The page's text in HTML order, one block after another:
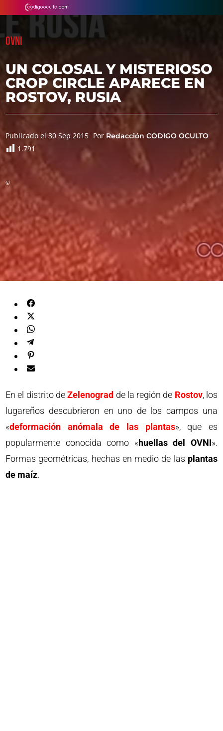
OVNI
UN COLOSAL Y MISTERIOSO
CROP CIRCLE APARECE EN
ROSTOV, RUSIA
Publicado el 30 Sep 2015 Por Redacción CODIGO OCULTO
1.791
©
En el distrito deZelenograd de la región de Rostov, los
lugareños descubrieron en uno de los campos una
«deformación anómala de las plantas», que es
popularmente conocida como «huellas del OVNI».
Formas geométricas, hechas en medio de las plantas
de maíz.